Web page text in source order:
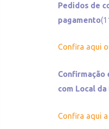
Pedidos de
pagamento
Confira aqui
Confirmação
com Local da
Confira aqui